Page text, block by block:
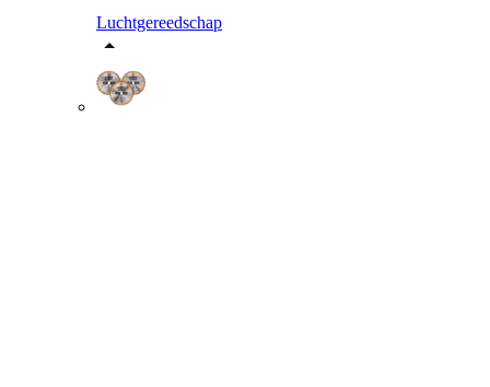
Luchtgereedschap